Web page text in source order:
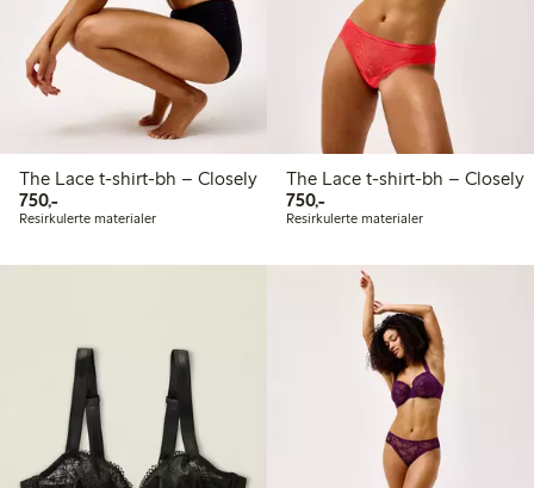
The Lace t-shirt-bh – Closely
750,-750,00 kr
Resirkulerte materialer
The Lace t-shirt-bh – Closely
750,-750,00 kr
Resirkulerte materialer